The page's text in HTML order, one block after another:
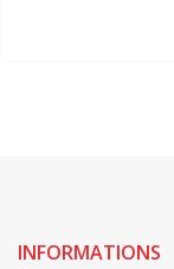
INFORMATIONS